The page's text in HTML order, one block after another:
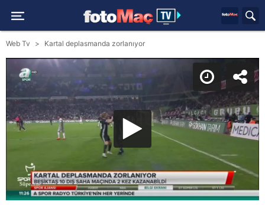
Web Tv Kartal deplasmanda zorlanıyor